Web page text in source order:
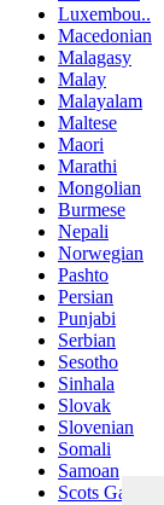
Luxembou..
Macedonian
Malagasy
Malay
Malayalam
Maltese
Maori
Marathi
Mongolian
Burmese
Nepali
Norwegian
Pashto
Persian
Punjabi
Serbian
Sesotho
Sinhala
Slovak
Slovenian
Somali
Samoan
Scots Gaelic